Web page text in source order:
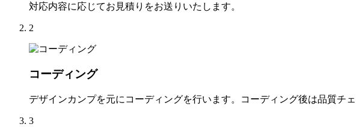
対応内容に応じてお見積りをお送りいたします。
2
コーディング
デザインカンプを元にコーディングを行います。コーディング後は品質チ
3